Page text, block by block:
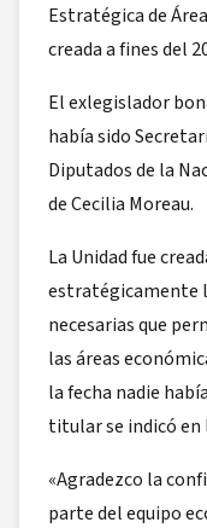
Estratégica de
creada a fines del
El exlegislador
había sido
Diputados de la
de Cecilia Moreau.
La Unidad fue
estratégicamente
necesarias que
las áreas
la fecha nadie
titular se indicó en
«Agradezco la
parte del equipo